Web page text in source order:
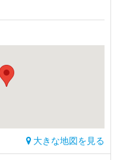
大きな地図を見る